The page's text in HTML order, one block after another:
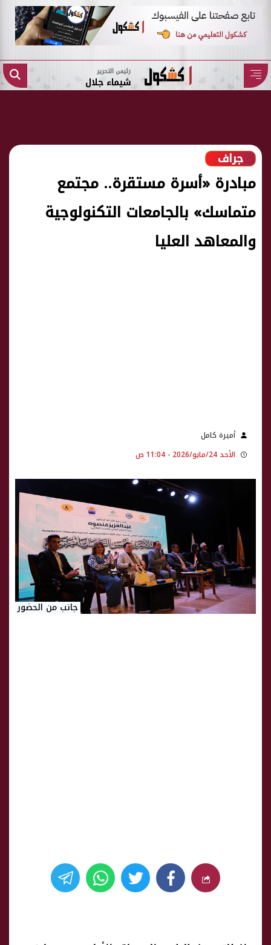
رئيس التحرير
شيماء جلال
جراف
مبادرة «أسرة مستقرة.. مجتمع
متماسك» بالجامعات التكنولوجية
والمعاهد العليا
أميرة كامل
الأحد 24/مايو/2026 - 11:04 ص
جانب من الحضور